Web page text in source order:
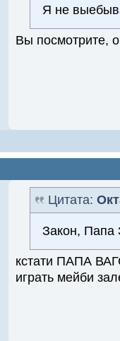
Я не
Вы посмотрите,
Цитата:
Закон, Папа
кстати ПАПА
играть мейби